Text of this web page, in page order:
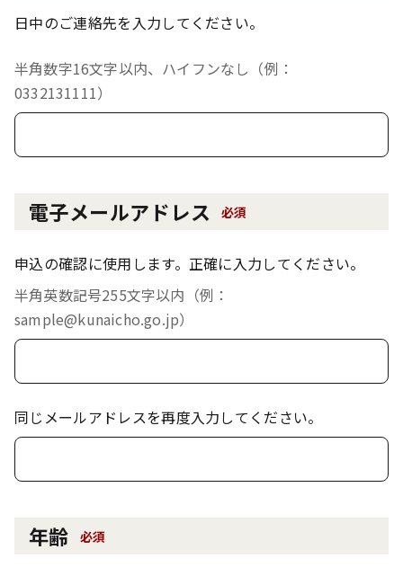
日中のご連絡先を入力してください。
半角数字16文字以内、ハイフンなし（例：
0332131111）
電子メールアドレス 必須
申込の確認に使用します。正確に入力してください。
半角英数記号255文字以内（例：
sample@kunaicho.go.jp）
同じメールアドレスを再度入力してください。
年齢 必須